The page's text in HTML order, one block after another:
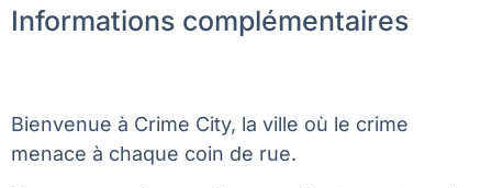
Informations complémentaires
Bienvenue à Crime City, la ville où le crime
menace à chaque coin de rue.